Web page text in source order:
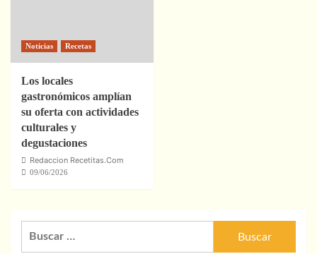
Noticias Recetas
Los locales
gastronómicos amplían
su oferta con actividades
culturales y
degustaciones
Redaccion Recetitas.Com
09/06/2026